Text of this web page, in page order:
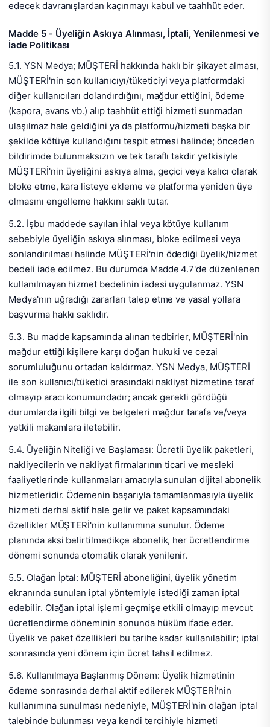
edecek davranışlardan kaçınmayı kabul ve taahhüt eder.
Madde 5 - Üyeliğin Askıya Alınması, İptali, Yenilenmesi ve
İade Politikası
5.1. YSN Medya; MÜŞTERİ hakkında haklı bir şikayet alması,
MÜŞTERİ'nin son kullanıcıyı/tüketiciyi veya platformdaki
diğer kullanıcıları dolandırdığını, mağdur ettiğini, ödeme
(kapora, avans vb.) alıp taahhüt ettiği hizmeti sunmadan
ulaşılmaz hale geldiğini ya da platformu/hizmeti başka bir
şekilde kötüye kullandığını tespit etmesi halinde; önceden
bildirimde bulunmaksızın ve tek taraflı takdir yetkisiyle
MÜŞTERİ'nin üyeliğini askıya alma, geçici veya kalıcı olarak
bloke etme, kara listeye ekleme ve platforma yeniden üye
olmasını engelleme hakkını saklı tutar.
5.2. İşbu maddede sayılan ihlal veya kötüye kullanım
sebebiyle üyeliğin askıya alınması, bloke edilmesi veya
sonlandırılması halinde MÜŞTERİ'nin ödediği üyelik/hizmet
bedeli iade edilmez. Bu durumda Madde 4.7'de düzenlenen
kullanılmayan hizmet bedelinin iadesi uygulanmaz. YSN
Medya'nın uğradığı zararları talep etme ve yasal yollara
başvurma hakkı saklıdır.
5.3. Bu madde kapsamında alınan tedbirler, MÜŞTERİ'nin
mağdur ettiği kişilere karşı doğan hukuki ve cezai
sorumluluğunu ortadan kaldırmaz. YSN Medya, MÜŞTERİ
ile son kullanıcı/tüketici arasındaki nakliyat hizmetine taraf
olmayıp aracı konumundadır; ancak gerekli gördüğü
durumlarda ilgili bilgi ve belgeleri mağdur tarafa ve/veya
yetkili makamlara iletebilir.
5.4. Üyeliğin Niteliği ve Başlaması: Ücretli üyelik paketleri,
nakliyecilerin ve nakliyat firmalarının ticari ve mesleki
faaliyetlerinde kullanmaları amacıyla sunulan dijital abonelik
hizmetleridir. Ödemenin başarıyla tamamlanmasıyla üyelik
hizmeti derhal aktif hale gelir ve paket kapsamındaki
özellikler MÜŞTERİ'nin kullanımına sunulur. Ödeme
planında aksi belirtilmedikçe abonelik, her ücretlendirme
dönemi sonunda otomatik olarak yenilenir.
5.5. Olağan İptal: MÜŞTERİ aboneliğini, üyelik yönetim
ekranında sunulan iptal yöntemiyle istediği zaman iptal
edebilir. Olağan iptal işlemi geçmişe etkili olmayıp mevcut
ücretlendirme döneminin sonunda hüküm ifade eder.
Üyelik ve paket özellikleri bu tarihe kadar kullanılabilir; iptal
sonrasında yeni dönem için ücret tahsil edilmez.
5.6. Kullanılmaya Başlanmış Dönem: Üyelik hizmetinin
ödeme sonrasında derhal aktif edilerek MÜŞTERİ'nin
kullanımına sunulması nedeniyle, MÜŞTERİ'nin olağan iptal
talebinde bulunması veya kendi tercihiyle hizmeti